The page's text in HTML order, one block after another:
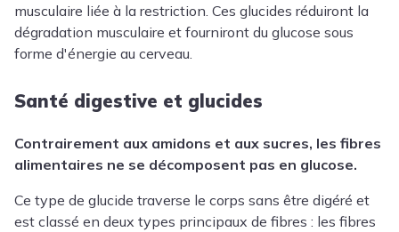
musculaire liée à la restriction. Ces glucides réduiront la
dégradation musculaire et fourniront du glucose sous
forme d'énergie au cerveau.
Santé digestive et glucides
Contrairement aux amidons et aux sucres, les fibres
alimentaires ne se décomposent pas en glucose.
Ce type de glucide traverse le corps sans être digéré et
est classé en deux types principaux de fibres : les fibres